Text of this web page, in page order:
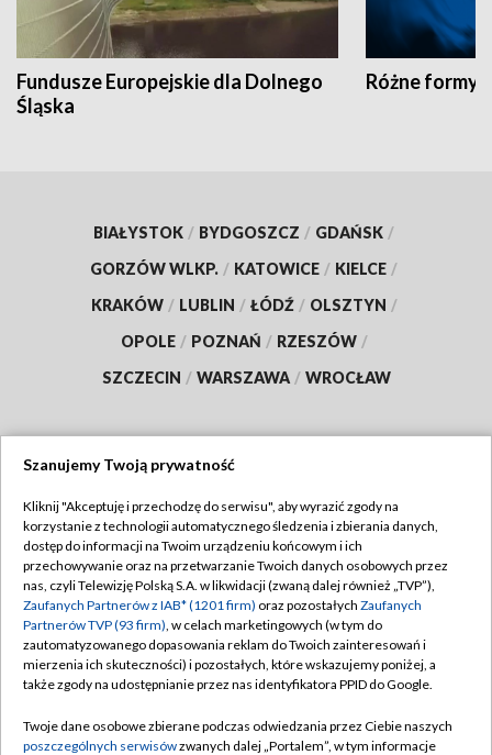
Fundusze Europejskie dla Dolnego
Śląska
Różne formy
BIAŁYSTOK / BYDGOSZCZ / GDAŃSK /
GORZÓW WLKP. / KATOWICE / KIELCE /
KRAKÓW / LUBLIN / ŁÓDŹ / OLSZTYN /
OPOLE / POZNAŃ / RZESZÓW /
SZCZECIN / WARSZAWA / WROCŁAW
TVP
Abonament TVP
Emisja w TVP
Centrum informacji TVP
Naziemna Telewizja Cyfrowa
Rada Programowa
Regulamin TVP
Polityka prywatności
Moje zgody
Pomoc
Kontakt
Szanujemy Twoją prywatność
Kliknij "Akceptuję i przechodzę do serwisu", aby wyrazić zgody na
korzystanie z technologii automatycznego śledzenia i zbierania danych,
dostęp do informacji na Twoim urządzeniu końcowym i ich
przechowywanie oraz na przetwarzanie Twoich danych osobowych przez
nas, czyli Telewizję Polską S.A. w likwidacji (zwaną dalej również „TVP”),
Zaufanych Partnerów z IAB* (1201 firm) oraz pozostałych Zaufanych
Partnerów TVP (93 firm), w celach marketingowych (w tym do
zautomatyzowanego dopasowania reklam do Twoich zainteresowań i
mierzenia ich skuteczności) i pozostałych, które wskazujemy poniżej, a
także zgody na udostępnianie przez nas identyfikatora PPID do Google.
Twoje dane osobowe zbierane podczas odwiedzania przez Ciebie naszych
poszczególnych serwisówzwanych dalej „Portalem”, w tym informacje